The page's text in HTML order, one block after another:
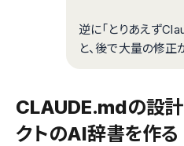
逆に「とりあえず
と、後で大量の修正が
CLAUDE.mdの設
クトのAI辞書を作る